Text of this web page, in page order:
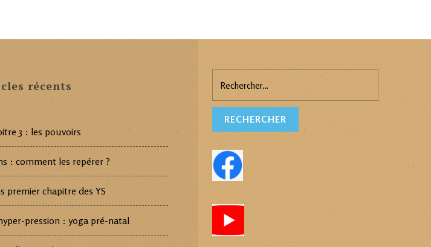
récents
3 : les pouvoirs
: comment les repérer ?
premier chapitre des YS
pression : yoga pré-natal